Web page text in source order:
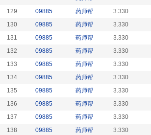
129
09885 药师帮 3.330
130
09885 药师帮 3.330
131
09885 药师帮 3.330
132
09885 药师帮 3.330
133
09885 药师帮 3.330
134
09885 药师帮 3.330
135
09885 药师帮 3.330
136
09885 药师帮 3.330
137
09885 药师帮 3.330
138
09885 药师帮 3.330